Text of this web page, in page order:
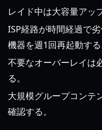
レイド中は大容量アッ
ISP経路が時間経過で
機器を週1回再起動する
不要なオーバーレイは
る。
大規模グループコンテ
確認する。